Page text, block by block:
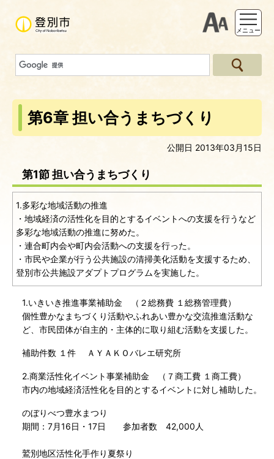
支援ツー
メニュー
第6章 担い合うまちづくり
公開日 2013年03月15日
第1節 担い合うまちづくり
1.多彩な地域活動の推進
・地域経済の活性化を目的とするイベントへの支援を行うなど
多彩な地域活動の推進に努めた。
・連合町内会や町内会活動への支援を行った。
・市民や企業が行う公共施設の清掃美化活動を支援するため、
登別市公共施設アダプトプログラムを実施した。
1.いきいき推進事業補助金 （２総務費 １総務管理費）
個性豊かなまちづくり活動やふれあい豊かな交流推進活動な
ど、市民団体が自主的・主体的に取り組む活動を支援した。
補助件数 １件 ＡＹＡＫＯバレエ研究所
2.商業活性化イベント事業補助金 （７商工費 １商工費）
市内の地域経済活性化を目的とするイベントに対し補助した。
のぼりべつ豊水まつり
期間：7月16日・17日 参加者数 42,000人
鷲別地区活性化手作り夏祭り